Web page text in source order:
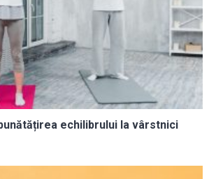
echilibrului la vârstnici